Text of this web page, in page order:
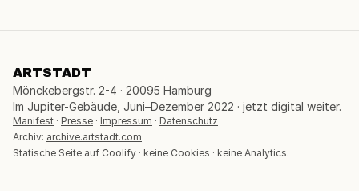
ARTSTADT
Mönckebergstr. 2-4 · 20095 Hamburg
Im Jupiter-Gebäude, Juni–Dezember 2022 · jetzt digital weiter.
Manifest · Presse · Impressum · Datenschutz
Archiv: archive.artstadt.com
Statische Seite auf Coolify · keine Cookies · keine Analytics.